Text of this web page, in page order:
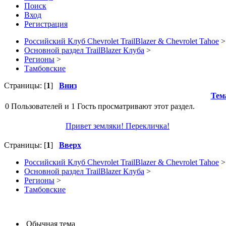
Поиск
Вход
Регистрация
Российский Клуб Chevrolet TrailBlazer & Chevrolet Tahoe >
Основной раздел TrailBlazer Клуба >
Регионы >
Тамбовские
Страницы: [1] Вниз
0 Пользователей и 1 Гость просматривают этот раздел.
Привет земляки! Перекличка!
Страницы: [1] Вверх
Российский Клуб Chevrolet TrailBlazer & Chevrolet Tahoe >
Основной раздел TrailBlazer Клуба >
Регионы >
Тамбовские
Обычная тема